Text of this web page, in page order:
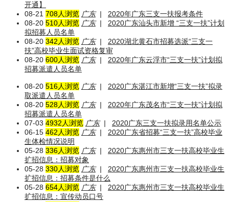
开通】
08-21 708人浏览 广东|
2020年广东三支一扶报考条件
08-20 510人浏览 广东|
2020广东汕头市新增 “三支一扶”计划
拟招募人员名单
08-20 342人浏览 广东|
2020湖北黄石市招募选派“三支一
扶”高校毕业生面试资格复审
08-20 600人浏览 广东|
2020年广东云浮市“三支一扶”计划拟
招募派遣人员名单
08-20 516人浏览 广东|
2020广东湛江市新增“三支一扶”拟录
取派遣人员名单
08-20 528人浏览 广东|
2020年广东茂名市“三支一扶”计划拟
招募派遣人员名单
07-03 4932人浏览 广东|
2020广东三支一扶拟录用名单公示
06-15 462人浏览 广东|
2020广东省招募“三支一扶”高校毕业
生体检情况说明
05-28 336人浏览 广东|
2020广东惠州市三支一扶高校毕业生
扩招信息：招募对象
05-28 330人浏览 广东|
2020广东惠州市三支一扶高校毕业生
扩招信息：招募条件是什么
05-28 654人浏览 广东|
2020广东惠州市三支一扶高校毕业生
扩招信息：宣传动员口号